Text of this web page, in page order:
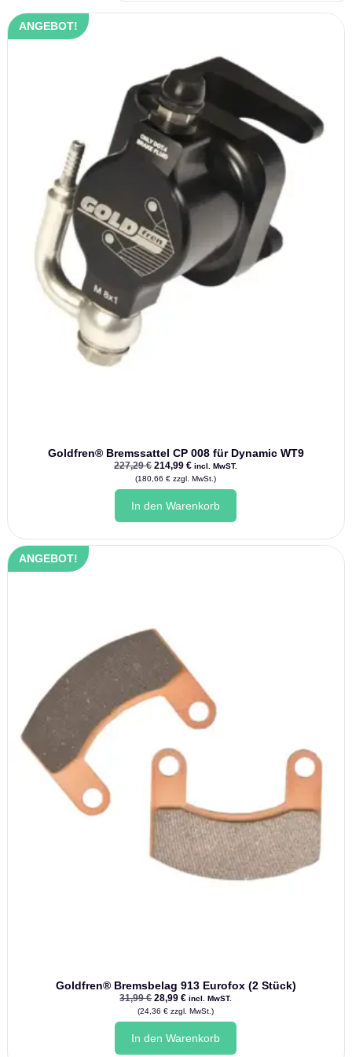
ANGEBOT!
Goldfren® Bremssattel CP 008 für Dynamic WT9
227,29€Ursprünglicher
Preis
war:
227,29 €
214,99€Aktueller
Preis
ist:
214,99 €.
incl. MwST.
(180,66€ zzgl. MwSt.)
In den Warenkorb
ANGEBOT!
Goldfren® Bremsbelag 913 Eurofox (2 Stück)
31,99€Ursprünglicher
Preis
war:
31,99 €
28,99€Aktueller
Preis
ist:
28,99 €.
incl. MwST.
(24,36€ zzgl. MwSt.)
In den Warenkorb